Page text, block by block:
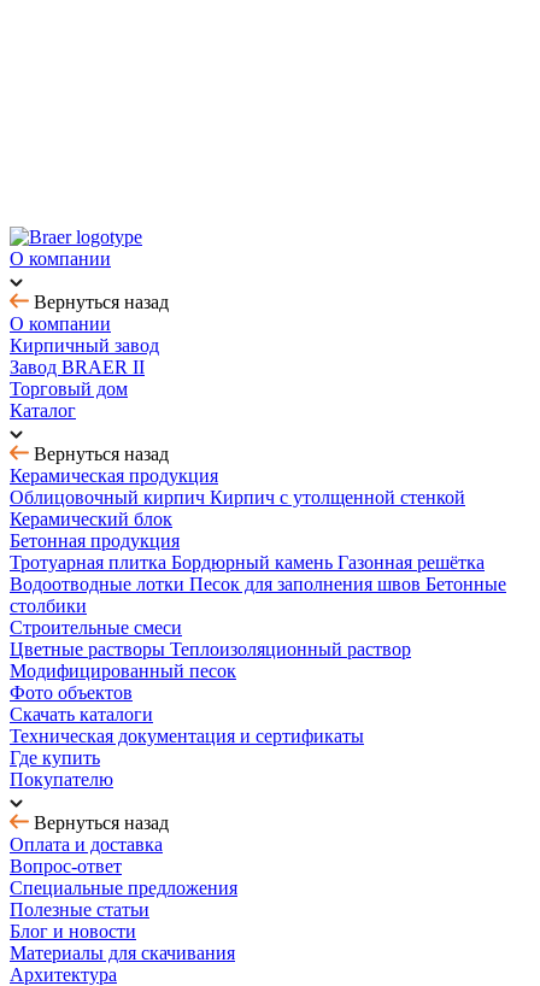
О компании
Вернуться назад
О компании
Кирпичный завод
Завод BRAER II
Торговый дом
Каталог
Вернуться назад
Керамическая продукция
Облицовочный кирпич Кирпич с утолщенной стенкой
Керамический блок
Бетонная продукция
Тротуарная плитка Бордюрный камень Газонная решётка
Водоотводные лотки Песок для заполнения швов Бетонные
столбики
Строительные смеси
Цветные растворы Теплоизоляционный раствор
Модифицированный песок
Фото объектов
Скачать каталоги
Техническая документация и сертификаты
Где купить
Покупателю
Вернуться назад
Оплата и доставка
Вопрос-ответ
Специальные предложения
Полезные статьи
Блог и новости
Материалы для скачивания
Архитектура